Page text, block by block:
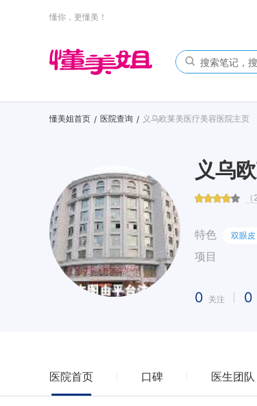
懂你，更懂美！
懂美姐首页 / 医院查询 / 义乌欧莱美医疗美容医院主页
义乌
特色
项目
双眼皮
0 关注 0
医院首页 口碑 医生团队